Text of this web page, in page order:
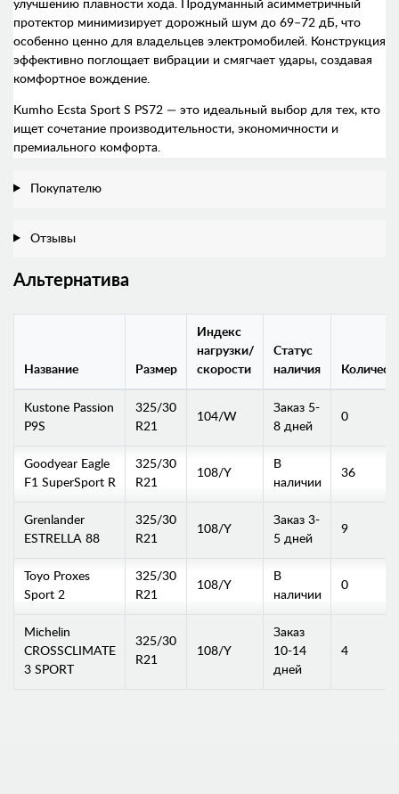
улучшению плавности хода. Продуманный асимметричный
протектор минимизирует дорожный шум до 69–72 дБ, что
особенно ценно для владельцев электромобилей. Конструкция
эффективно поглощает вибрации и смягчает удары, создавая
комфортное вождение.
Kumho Ecsta Sport S PS72 — это идеальный выбор для тех, кто
ищет сочетание производительности, экономичности и
премиального комфорта.
Покупателю
Отзывы
Альтернатива
Название Размер
Индекс
нагрузки/
скорости
Статус
наличия
Kustone Passion
P9S
325/30
R21
104/W
Заказ 5-
8 дней
0
Goodyear Eagle
F1 SuperSport R
325/30
R21
108/Y
В
наличии
36
Grenlander
ESTRELLA 88
325/30
R21
108/Y
Заказ 3-
5 дней
9
Toyo Proxes
Sport 2
325/30
R21
108/Y
В
наличии
0
Michelin
CROSSCLIMATE
3 SPORT
325/30
R21
108/Y
Заказ
10-14
дней
4